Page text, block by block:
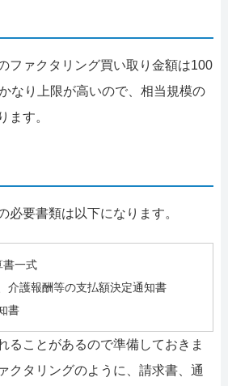
ファクタリング買い取り金額は100
なり上限が高いので、相当規模の
ます。
必要書類は以下になります。
書一式
介護報酬等の支払額決定通知書
書
ることがあるので準備しておきま
クタリングのように、請求書、通